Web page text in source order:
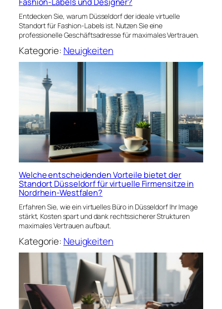
Fashion-Labels und Designer?
Entdecken Sie, warum Düsseldorf der ideale virtuelle
Standort für Fashion-Labels ist. Nutzen Sie eine
professionelle Geschäftsadresse für maximales Vertrauen.
Kategorie: Neuigkeiten
Welche entscheidenden Vorteile bietet der
Standort Düsseldorf für virtuelle Firmensitze in
Nordrhein-Westfalen?
Erfahren Sie, wie ein virtuelles Büro in Düsseldorf Ihr Image
stärkt, Kosten spart und dank rechtssicherer Strukturen
maximales Vertrauen aufbaut.
Kategorie: Neuigkeiten